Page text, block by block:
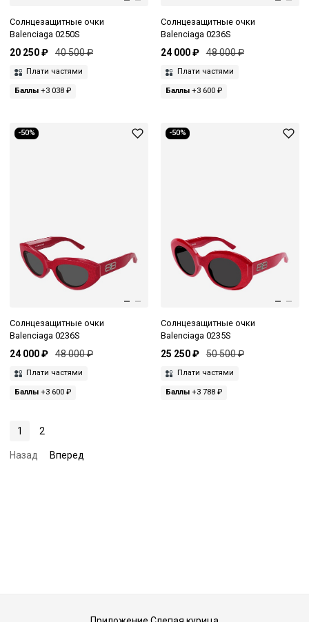
Солнцезащитные очки
Balenciaga 0250S
20 250 ₽ 40 500 ₽
Плати частями
Баллы +3 038 ₽
Солнцезащитные очки
Balenciaga 0236S
24 000 ₽ 48 000 ₽
Плати частями
Баллы+3 600 ₽
-50%
Солнцезащитные очки
Balenciaga 0236S
24 000 ₽ 48 000 ₽
Плати частями
Баллы +3 600 ₽
-50%
Солнцезащитные очки
Balenciaga 0235S
25 250 ₽ 50 500 ₽
Плати частями
Баллы+3 788 ₽
1 2
Назад Вперед